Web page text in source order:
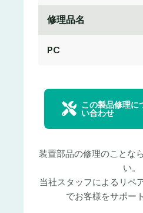
修理品名
PC
この製品修理に
い合わせ
装置部品の修理のことな
い。
当社スタッフによるリペ
でお客様をサポー